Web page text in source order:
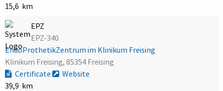
15,6 km
EPZ
EPZ-340
EndoProthetikZentrum im Klinikum Freising
Klinikum Freising, 85354 Freising
Certificate
Website
39,9 km